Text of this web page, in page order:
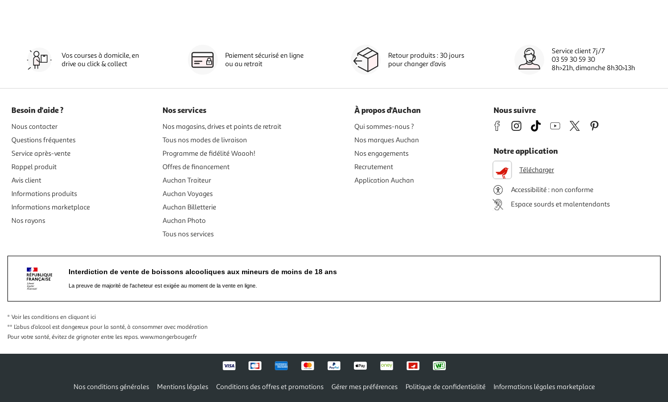
Vos courses à domicile, en
drive ou click & collect
Paiement sécurisé en ligne
ou au retrait
Retour produits : 30 jours
pour changer d’avis
Service client 7j/7
03 59 30 59 30
8h>21h, dimanche 8h30>13h
Besoin d'aide ?
Nous contacter
Questions fréquentes
Service après-vente
Rappel produit
Avis client
Informations produits
Informations marketplace
Nos rayons
Nos services
Nos magasins, drives et points de retrait
Tous nos modes de livraison
Programme de fidélité Waaoh!
Offres de financement
Auchan Traiteur
Auchan Voyages
Auchan Billetterie
Auchan Photo
Tous nos services
À propos d'Auchan
Qui sommes-nous ?
Nos marques Auchan
Nos engagements
Recrutement
Application Auchan
Nous suivre
Notre application
Télécharger
Accessibilité : non conforme
Espace sourds et malentendants
Interdiction de vente de boissons alcooliques aux mineurs de moins de 18 ans
La preuve de majorité de l'acheteur est exigée au moment de la vente en ligne.
* Voir les conditions en cliquant ici
** L’abus d’alcool est dangereux pour la santé, à consommer avec modération
Pour votre santé, évitez de grignoter entre les repas. www.mangerbouger.fr
Nos conditions générales Mentions légales Conditions des offres et promotions Gérer mes préférences Politique de confidentialité Informations légales marketplace